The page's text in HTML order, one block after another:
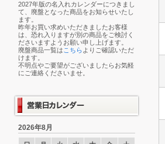
2027年版の名入れカレンダーにつきまし
て、廃盤となった商品をお知らせいたし
ます。
昨年お買い求めいただきましたお客様
は、恐れ入りますが別の商品をご検討く
ださいますようお願い申し上げます。
廃盤商品一覧は こちら よりご確認いただ
けます。
不明点やご要望がございましたらお気軽
にご連絡くださいませ。
2026年8月